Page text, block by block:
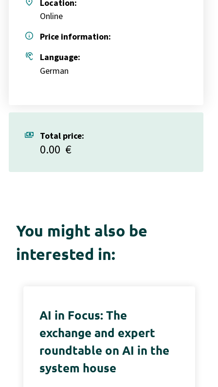
Location:
Online
info
Price information:
hearing
Language:
German
payments Total price:
0.00 €
You might also be
interested in:
AI in Focus: The
exchange and expert
roundtable on AI in the
system house